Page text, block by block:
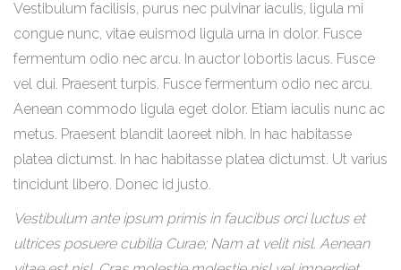
Vestibulum facilisis, purus nec pulvinar iaculis, ligula mi
congue nunc, vitae euismod ligula urna in dolor. Fusce
fermentum odio nec arcu. In auctor lobortis lacus. Fusce
vel dui. Praesent turpis. Fusce fermentum odio nec arcu.
Aenean commodo ligula eget dolor. Etiam iaculis nunc ac
metus. Praesent blandit laoreet nibh. In hac habitasse
platea dictumst. In hac habitasse platea dictumst. Ut varius
tincidunt libero. Donec id justo.
Vestibulum ante ipsum primis in faucibus orci luctus et
ultrices posuere cubilia Curae; Nam at velit nisl. Aenean